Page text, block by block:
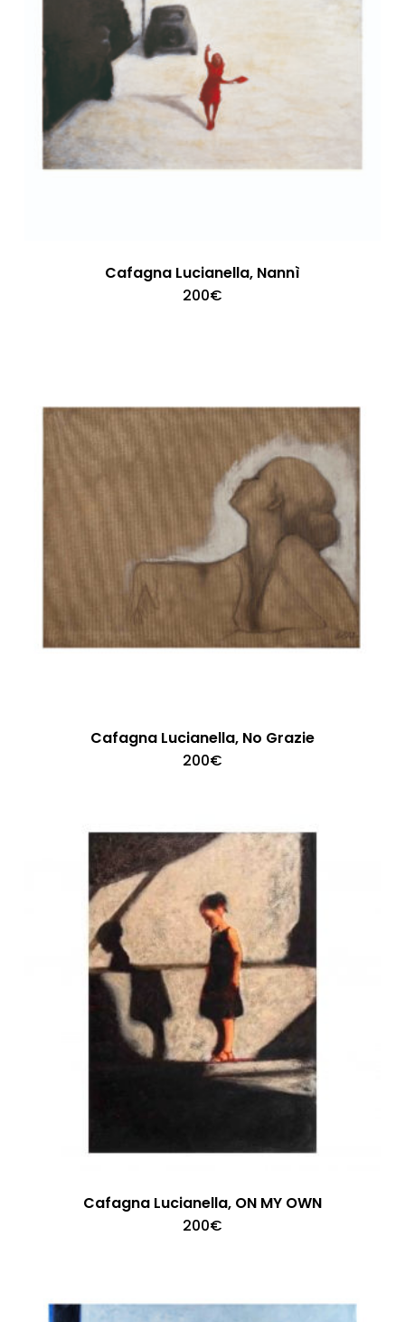
Cafagna Lucianella, Nannì
200€
Cafagna Lucianella, No Grazie
200€
Cafagna Lucianella, ON MY OWN
200€